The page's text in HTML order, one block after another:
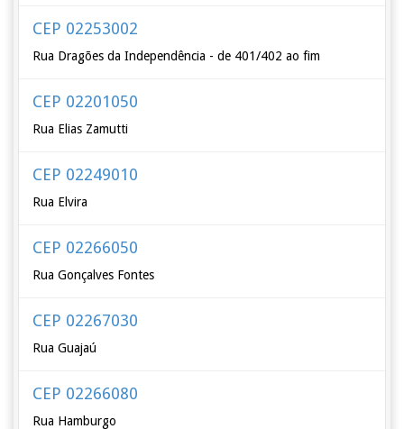
CEP 02253002
Rua Dragões da Independência - de 401/402 ao fim
CEP 02201050
Rua Elias Zamutti
CEP 02249010
Rua Elvira
CEP 02266050
Rua Gonçalves Fontes
CEP 02267030
Rua Guajaú
CEP 02266080
Rua Hamburgo